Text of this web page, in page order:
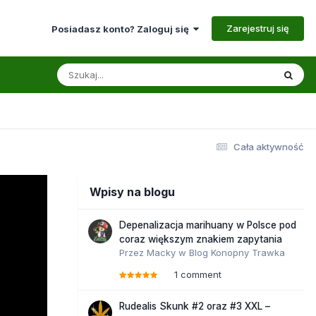
Posiadasz konto? Zaloguj się Zarejestruj się
Cała aktywność
Wpisy na blogu
Depenalizacja marihuany w Polsce pod
coraz większym znakiem zapytania
Przez Macky w Blog Konopny Trawka
1 comment
Rudealis Skunk #2 oraz #3 XXL –